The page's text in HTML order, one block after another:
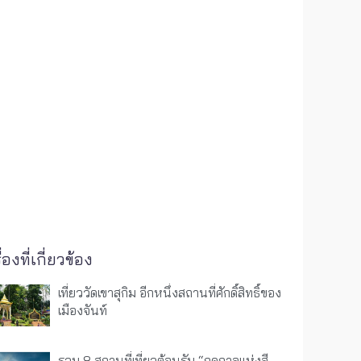
องที่เกี่ยวข้อง
เที่ยววัดเขาสุกิม อีกหนึ่งสถานที่ศักดิ์สิทธิ์ของ
เมืองจันท์